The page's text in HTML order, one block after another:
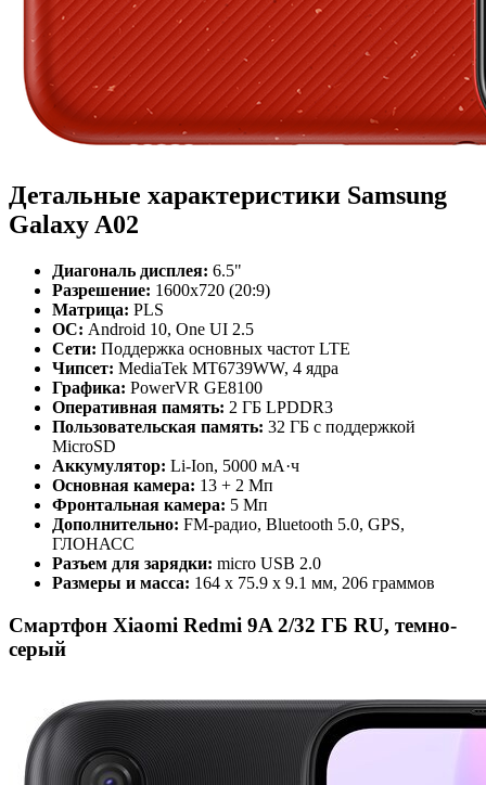
Детальные характеристики Samsung
Galaxy A02
Диагональ дисплея: 6.5"
Разрешение: 1600x720 (20:9)
Матрица: PLS
ОС: Android 10, One UI 2.5
Сети: Поддержка основных частот LTE
Чипсет: MediaTek MT6739WW, 4 ядра
Графика: PowerVR GE8100
Оперативная память: 2 ГБ LPDDR3
Пользовательская память: 32 ГБ с поддержкой
MicroSD
Аккумулятор: Li-Ion, 5000 мА·ч
Основная камера: 13 + 2 Мп
Фронтальная камера: 5 Мп
Дополнительно: FM-радио, Bluetooth 5.0, GPS,
ГЛОНАСС
Разъем для зарядки: micro USB 2.0
Размеры и масса: 164 x 75.9 x 9.1 мм, 206 граммов
Смартфон Xiaomi Redmi 9A 2/32 ГБ RU, темно-
серый